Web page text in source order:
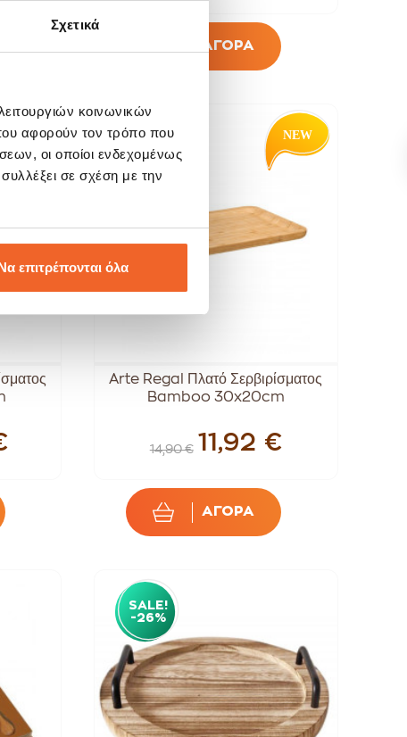
Σχετικά
κοινωνικών
αφορούν τον τρόπο που
οι οποίοι ενδεχομένως
σε σχέση με την
επιτρέπονται όλα
ΑΓΟΡΑ
SALE!
-20%
Arte Regal Πλατό Σερβιρίσματος
Bamboo 30x20cm
14,90 € 11,92 €
ΑΓΟΡΑ
SALE!
-26%